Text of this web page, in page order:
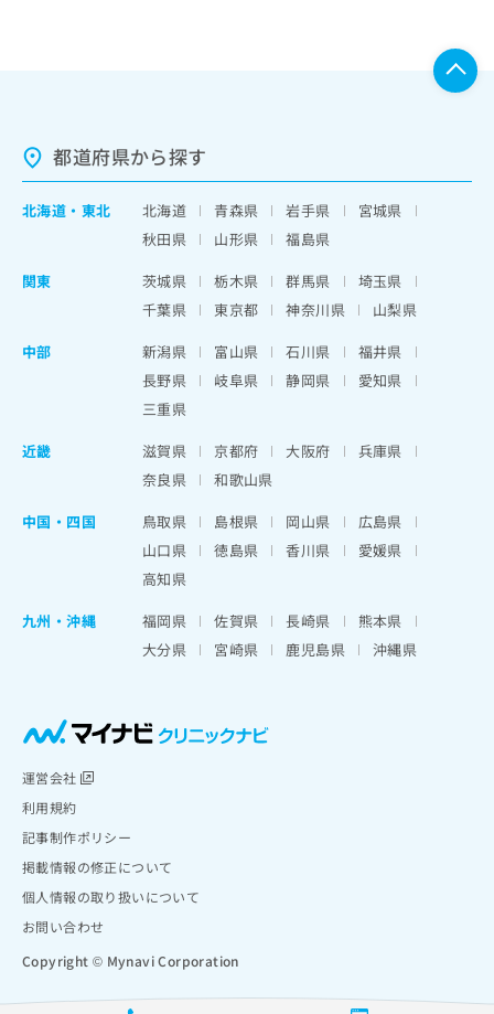
都道府県から探す
北海道 ・ 東北 北海道 青森県 岩手県
宮城県
秋田県
山形県
福島県
関東
茨城県 栃木県 群馬県
埼玉県
千葉県
東京都 神奈川県
山梨県
中部
新潟県 富山県 石川県
福井県
長野県
岐阜県 静岡県
愛知県
三重県
近畿
滋賀県 京都府 大阪府
兵庫県
奈良県
和歌山県
中国・四国
鳥取県 島根県 岡山県
広島県
山口県
徳島県 香川県
愛媛県
高知県
九州・沖縄
福岡県 佐賀県 長崎県
熊本県
大分県
宮崎県 鹿児島県 沖縄県
運営会社
利用規約
記事制作ポリシー
掲載情報の修正について
個人情報の取り扱いについて
お問い合わせ
Copyright © Mynavi Corporation